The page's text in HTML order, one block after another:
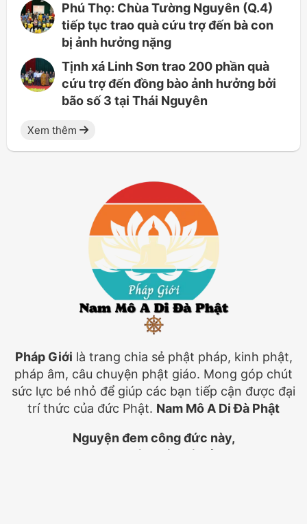
Phú Thọ: Chùa Tường Nguyên (Q.4)
tiếp tục trao quà cứu trợ đến bà con
bị ảnh hưởng nặng
Tịnh xá Linh Sơn trao 200 phần quà
cứu trợ đến đồng bào ảnh hưởng bởi
bão số 3 tại Thái Nguyên
Xem thêm
Pháp Giới là trang chia sẻ phật pháp, kinh phật,
pháp âm, câu chuyện phật giáo. Mong góp chút
sức lực bé nhỏ để giúp các bạn tiếp cận được đại
trí thức của đức Phật. Nam Mô A Di Đà Phật
Nguyện đem công đức này,